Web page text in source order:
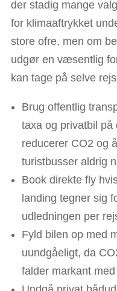
der stadig mange
for klimaaftrykket
store ofre, men om
udgør en væsentlig
kan tage på selve
Brug offentlig
taxa og privatbil på
reducerer CO2 og
turistbusser aldrig
Book direkte fly
landing tegner sig
udledningen per
Fyld bilen op med
uundgåeligt, da
falder markant